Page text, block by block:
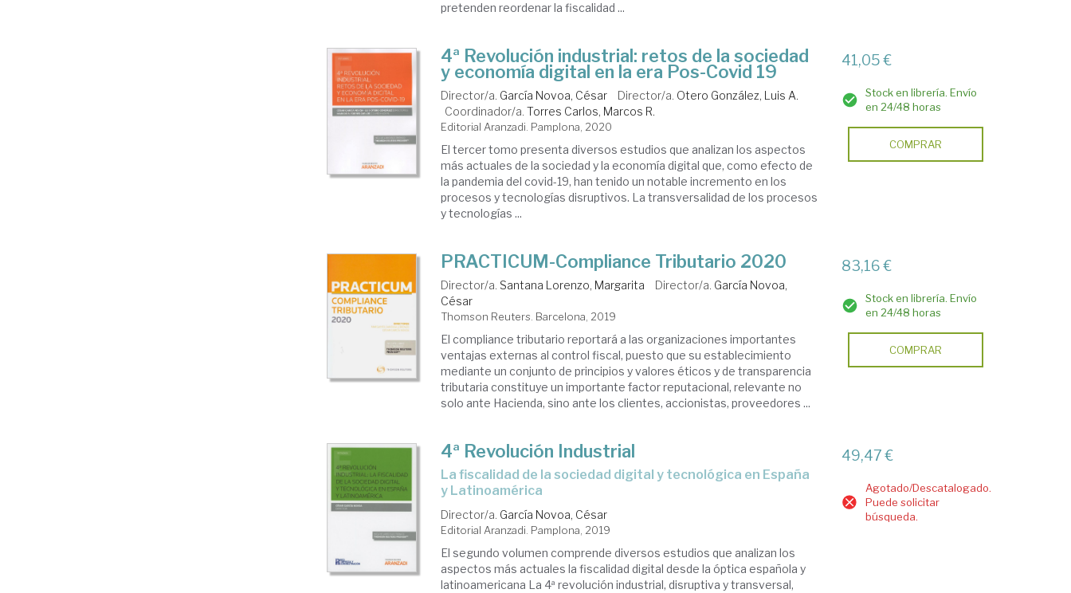
pretenden reordenar la fiscalidad ...
4ª Revolución industrial: retos de la sociedad
y economía digital en la era Pos-Covid 19
Director/a. García Novoa, César Director/a. Otero González, Luis A.
Coordinador/a.Torres Carlos, Marcos R.
Editorial Aranzadi. Pamplona, 2020
El tercer tomo presenta diversos estudios que analizan los aspectos
más actuales de la sociedad y la economía digital que, como efecto de
la pandemia del covid-19, han tenido un notable incremento en los
procesos y tecnologías disruptivos. La transversalidad de los procesos
y tecnologías ...
41,05 €
Stock en librería. Envío
en 24/48 horas
COMPRAR
PRACTICUM-Compliance Tributario 2020
Director/a. Santana Lorenzo, Margarita Director/a. García Novoa,
César
Thomson Reuters. Barcelona, 2019
El compliance tributario reportará a las organizaciones importantes
ventajas externas al control fiscal, puesto que su establecimiento
mediante un conjunto de principios y valores éticos y de transparencia
tributaria constituye un importante factor reputacional, relevante no
solo ante Hacienda, sino ante los clientes, accionistas, proveedores ...
83,16 €
Stock en librería. Envío
en 24/48 horas
COMPRAR
4ª Revolución Industrial
la fiscalidad de la sociedad digital y tecnológica en España
y Latinoamérica
Director/a. García Novoa, César
Editorial Aranzadi. Pamplona, 2019
El segundo volumen comprende diversos estudios que analizan los
aspectos más actuales la fiscalidad digital desde la óptica española y
latinoamericana La 4ª revolución industrial, disruptiva y transversal,
49,47 €
Agotado/Descatalogado.
Puede solicitar
búsqueda.